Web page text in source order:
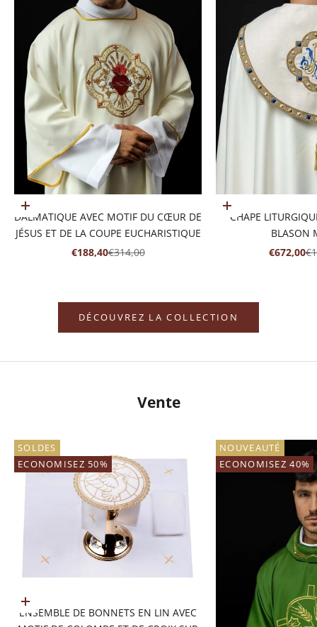
Ajouter au panier
DALMATIQUE AVEC MOTIF DU CŒUR DE
JÉSUS ET DE LA COUPE EUCHARISTIQUE
PRIX DE VENTE
€188,40PRIX NORMAL
€314,00
Choisir les options
CHAPE
BLASON
PRIX DE
€672,00
DÉCOUVREZ LA COLLECTION
Vente
SOLDES
ECONOMISEZ 50%
Ajouter au panier
ENSEMBLE DE BONNETS EN LIN AVEC
NOUVEAUTÉ
ECONOMISEZ 40%